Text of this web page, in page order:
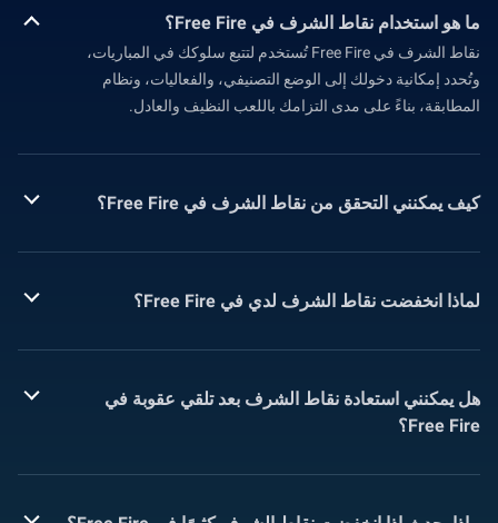
ما هو استخدام نقاط الشرف في Free Fire؟
نقاط الشرف في Free Fire تُستخدم لتتبع سلوكك في المباريات،
وتُحدد إمكانية دخولك إلى الوضع التصنيفي، والفعاليات، ونظام
المطابقة، بناءً على مدى التزامك باللعب النظيف والعادل.
كيف يمكنني التحقق من نقاط الشرف في Free Fire؟
لماذا انخفضت نقاط الشرف لدي في Free Fire؟
هل يمكنني استعادة نقاط الشرف بعد تلقي عقوبة في
Free Fire؟